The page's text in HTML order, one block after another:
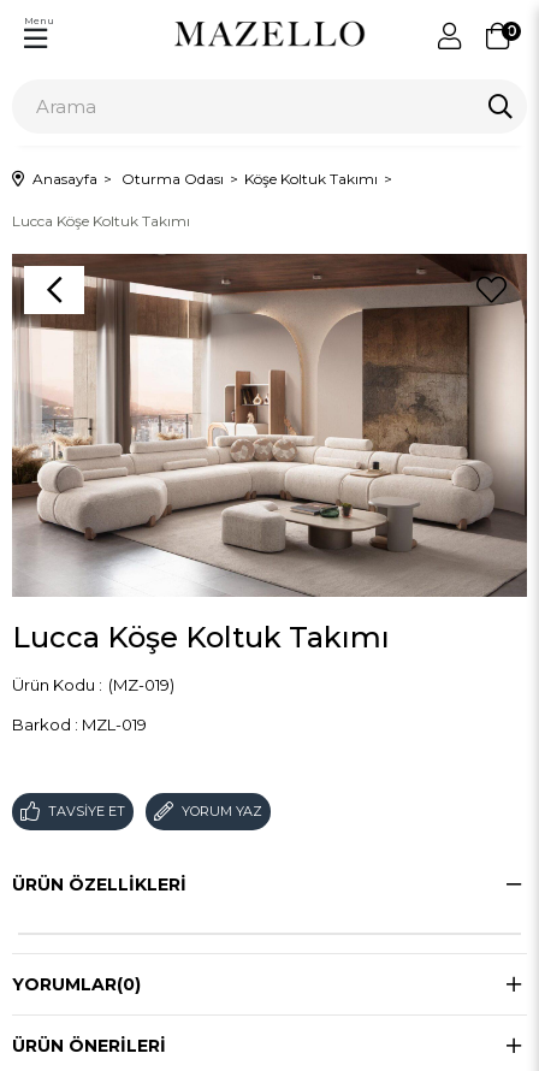
0
Menu
Anasayfa Oturma Odası Köşe Koltuk Takımı
Lucca Köşe Koltuk Takımı
Lucca Köşe Koltuk Takımı
(MZ-019)
Barkod : MZL-019
TAVSIYE ET YORUM YAZ
ÜRÜN ÖZELLIKLERI
YORUMLAR(0)
ÜRÜN ÖNERILERI